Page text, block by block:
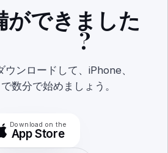
ができました
?
ンロードして、iPhone、
数分で始めましょう。
Download on the
App Store